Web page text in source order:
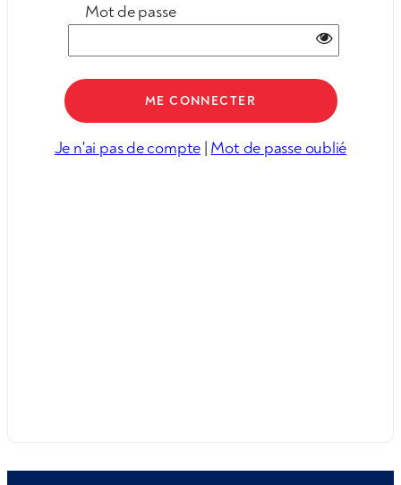
Mot de passe
Je n'ai pas de compte | Mot de passe oublié